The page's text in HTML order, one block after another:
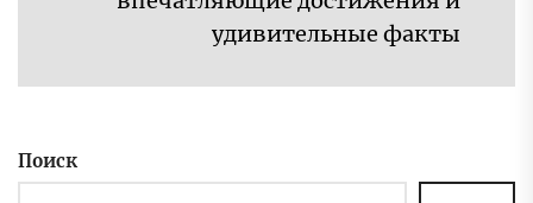
удивительные факты
Поиск